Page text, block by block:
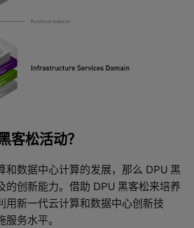
客松活动？
和数据中心计算的发展，那么 DPU 黑
的创新能力。借助 DPU 黑客松来培养
用新一代云计算和数据中心创新技
务水平。